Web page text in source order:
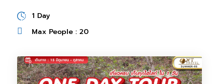
1 Day
Max People : 20